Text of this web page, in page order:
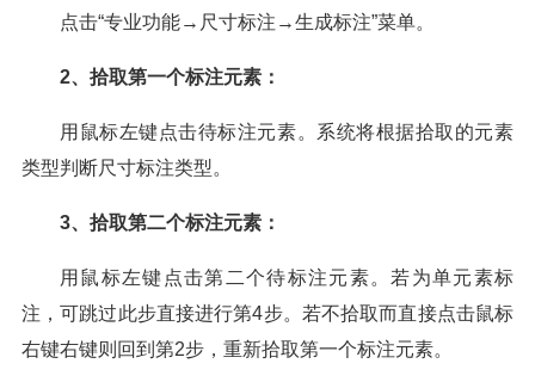
点击“专业功能→尺寸标注→生成标注”菜单。
2、拾取第一个标注元素：
用鼠标左键点击待标注元素。系统将根据拾取的元素
类型判断尺寸标注类型。
3、拾取第二个标注元素：
用鼠标左键点击第二个待标注元素。若为单元素标
注，可跳过此步直接进行第4步。若不拾取而直接点击鼠标
右键右键则回到第2步，重新拾取第一个标注元素。